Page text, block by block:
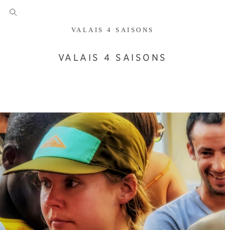
VALAIS 4 SAISONS
VALAIS 4 SAISONS